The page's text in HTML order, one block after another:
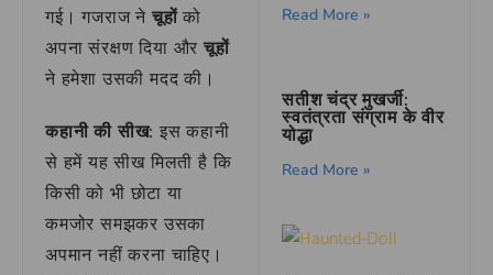
गई। गजराज ने चूहोंको
अपना संरक्षण दिया औरचूहों
ने हमेशा उसकी मदद की।
कहानी की सीख: इस कहानी
से हमें यह सीख मिलती है कि
किसी को भी छोटा या
कमजोर समझकर उसका
अपमान नहीं करना चाहिए।
Read More »
सतीश चंद्र मुखर्जी:
स्वतंत्रता संग्राम के वीर
योद्धा
Read More »